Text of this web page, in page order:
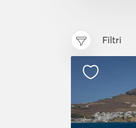
Filtri